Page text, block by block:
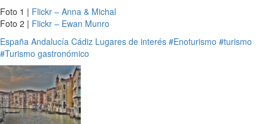
Foto 1 | Flickr – Anna & Michal
Foto 2 | Flickr – Ewan Munro
España Andalucía Cádiz Lugares de interés #Enoturismo #turismo
#Turismo gastronómico